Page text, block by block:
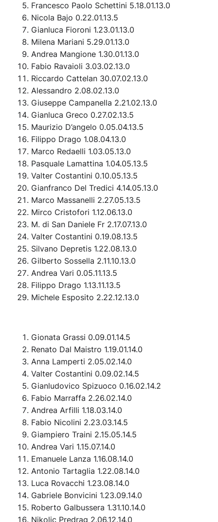
Francesco Paolo Schettini 5.18.01.13.0
Nicola Bajo 0.22.01.13.5
Gianluca Fioroni 1.23.01.13.0
Milena Mariani 5.29.01.13.0
Andrea Mangione 1.30.01.13.0
Fabio Ravaioli 3.03.02.13.0
Riccardo Cattelan 30.07.02.13.0
Alessandro 2.08.02.13.0
Giuseppe Campanella 2.21.02.13.0
Gianluca Greco 0.27.02.13.5
Maurizio D’angelo 0.05.04.13.5
Filippo Drago 1.08.04.13.0
Marco Redaelli 1.03.05.13.0
Pasquale Lamattina 1.04.05.13.5
Valter Costantini 0.10.05.13.5
Gianfranco Del Tredici 4.14.05.13.0
Marco Massanelli 2.27.05.13.5
Mirco Cristofori 1.12.06.13.0
M. di San Daniele Fr 2.17.07.13.0
Valter Costantini 0.19.08.13.5
Silvano Depretis 1.22.08.13.0
Gilberto Sossella 2.11.10.13.0
Andrea Vari 0.05.11.13.5
Filippo Drago 1.13.11.13.5
Michele Esposito 2.22.12.13.0
Gionata Grassi 0.09.01.14.5
Renato Dal Maistro 1.19.01.14.0
Anna Lamperti 2.05.02.14.0
Valter Costantini 0.09.02.14.5
Gianludovico Spizuoco 0.16.02.14.2
Fabio Marraffa 2.26.02.14.0
Andrea Arfilli 1.18.03.14.0
Fabio Nicolini 2.23.03.14.5
Giampiero Traini 2.15.05.14.5
Andrea Vari 1.15.07.14.0
Emanuele Lanza 1.16.08.14.0
Antonio Tartaglia 1.22.08.14.0
Luca Rovacchi 1.23.08.14.0
Gabriele Bonvicini 1.23.09.14.0
Roberto Galbussera 1.31.10.14.0
Nikolic Predrag 2.06.12.14.0